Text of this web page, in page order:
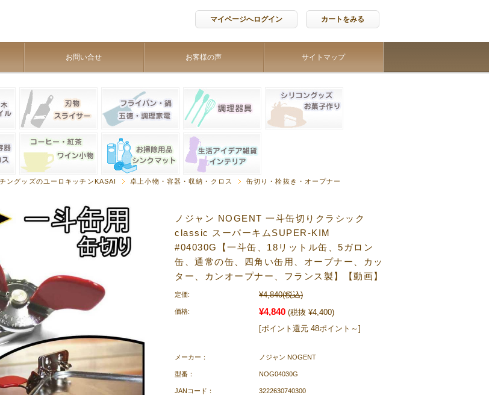
マイページへログイン カートをみる
お問い合せ お客様の声 サイトマップ
ングッズのユーロキッチンKASAI 卓上小物・容器・収納・クロス 缶切り・栓抜き・オープナー
ノジャン NOGENT 一斗缶切りクラシック
classic スーパーキムSUPER-KIM
#04030G【一斗缶、18リットル缶、5ガロン
缶、通常の缶、四角い缶用、オープナー、カッ
ター、カンオープナー、フランス製】【動画】
定価: ¥4,840(税込)
価格: ¥4,840 (税抜 ¥4,400)
[ポイント還元 48ポイント～]
メーカー： ノジャン NOGENT
型番： NOG04030G
JANコード： 3222630740300